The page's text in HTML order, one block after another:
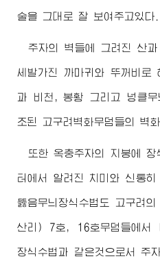
술을 그대로 잘 보여주고있다.
주자의 벽들에 그려진 산
세발가진 까마귀와 뚜꺼비로
과 비천, 봉황 그리고 넝클
조된 고구려벽화무덤들의 벽
또한 옥충주자의 지붕에 장
터에서 알려진 치미와 신통
뚫음무늬장식수법도 고구려
산리) 7호, 16호무덤들에서
장식수법과 같은것으로서 주